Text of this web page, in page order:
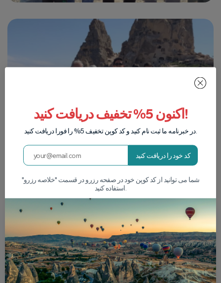
اکنون 5% تخفیف دریافت کنید!
در خبرنامه ما ثبت نام کنید و کد کوپن تخفیف 5% را فورا دریافت کنید.
کد خود را دریافت کنید
شما می توانید از کد کوپن خود در صفحه رزرو در قسمت "خلاصه رزرو"